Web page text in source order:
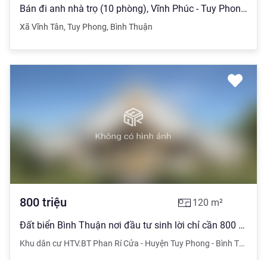
Bán đi anh nhà trọ (10 phòng), Vĩnh Phúc - Tuy Phong - Bình Thuận - 378,5m2 (thổ cư) - 1 tỷ
Xã Vĩnh Tân, Tuy Phong, Bình Thuận
800 triệu 120 m²
Đất biển Bình Thuận nơi đầu tư sinh lời chỉ cần 800 triệu trong tay
Khu dân cư HTV.BT Phan Rí Cửa - Huyện Tuy Phong - Bình Thuận